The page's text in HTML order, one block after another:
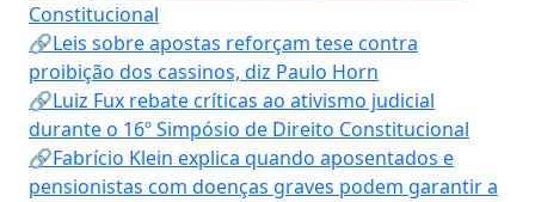
Constitucional
🔗Leis sobre apostas reforçam tese contra
proibição dos cassinos, diz Paulo Horn
🔗Luiz Fux rebate críticas ao ativismo judicial
durante o 16º Simpósio de Direito Constitucional
🔗Fabrício Klein explica quando aposentados e
pensionistas com doenças graves podem garantir a